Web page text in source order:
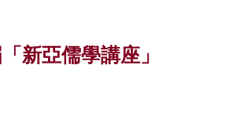
新亞儒學講座」